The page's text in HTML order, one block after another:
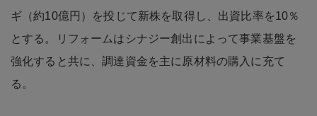
ギ（約10億円）を投じて新株を取得し、出資比率を10％
とする。リフォームはシナジー創出によって事業基盤を
強化すると共に、調達資金を主に原材料の購入に充て
る。